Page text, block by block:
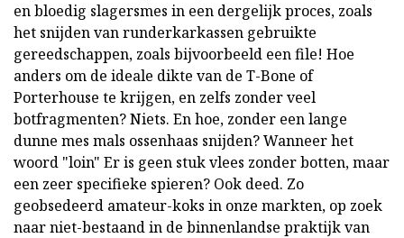
en bloedig slagersmes in een dergelijk proces, zoals
het snijden van runderkarkassen gebruikte
gereedschappen, zoals bijvoorbeeld een file! Hoe
anders om de ideale dikte van de T-Bone of
Porterhouse te krijgen, en zelfs zonder veel
botfragmenten? Niets. En hoe, zonder een lange
dunne mes mals ossenhaas snijden? Wanneer het
woord "loin" Er is geen stuk vlees zonder botten, maar
een zeer specifieke spieren? Ook deed. Zo
geobsedeerd amateur-koks in onze markten, op zoek
naar niet-bestaand in de binnenlandse praktijk van